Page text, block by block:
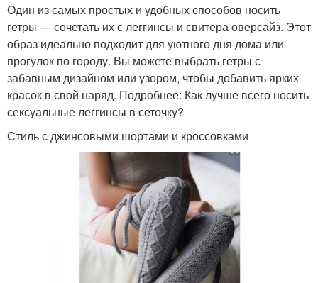
Один из самых простых и удобных способов носить
гетры — сочетать их с леггинсы и свитера оверсайз. Этот
образ идеально подходит для уютного дня дома или
прогулок по городу. Вы можете выбрать гетры с
забавным дизайном или узором, чтобы добавить ярких
красок в свой наряд. Подробнее: Как лучше всего носить
сексуальные леггинсы в сеточку?
Стиль с джинсовыми шортами и кроссовками